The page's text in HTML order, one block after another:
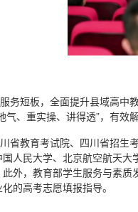
短板，全面提升县域高中
气、重实操、讲得透”，有效
教育考试院、四川省招生
人民大学、北京航空航天
外，教育部学生服务与素
的高考志愿填报指导。